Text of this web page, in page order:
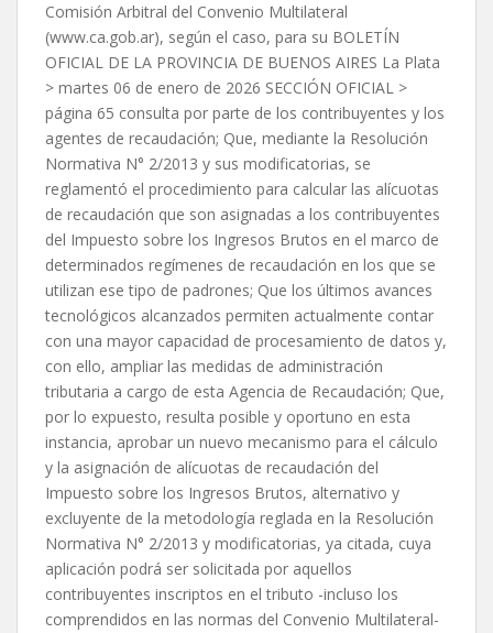
Comisión Arbitral del Convenio Multilateral
(www.ca.gob.ar), según el caso, para su BOLETÍN
OFICIAL DE LA PROVINCIA DE BUENOS AIRES La Plata
> martes 06 de enero de 2026 SECCIÓN OFICIAL >
página 65 consulta por parte de los contribuyentes y los
agentes de recaudación; Que, mediante la Resolución
Normativa N° 2/2013 y sus modificatorias, se
reglamentó el procedimiento para calcular las alícuotas
de recaudación que son asignadas a los contribuyentes
del Impuesto sobre los Ingresos Brutos en el marco de
determinados regímenes de recaudación en los que se
utilizan ese tipo de padrones; Que los últimos avances
tecnológicos alcanzados permiten actualmente contar
con una mayor capacidad de procesamiento de datos y,
con ello, ampliar las medidas de administración
tributaria a cargo de esta Agencia de Recaudación; Que,
por lo expuesto, resulta posible y oportuno en esta
instancia, aprobar un nuevo mecanismo para el cálculo
y la asignación de alícuotas de recaudación del
Impuesto sobre los Ingresos Brutos, alternativo y
excluyente de la metodología reglada en la Resolución
Normativa N° 2/2013 y modificatorias, ya citada, cuya
aplicación podrá ser solicitada por aquellos
contribuyentes inscriptos en el tributo -incluso los
comprendidos en las normas del Convenio Multilateral-